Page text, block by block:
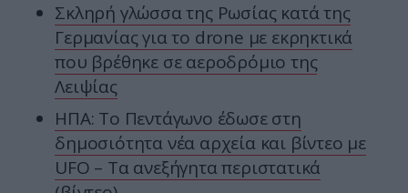
Σκληρή γλώσσα της Ρωσίας κατά της
Γερμανίας για το drone με εκρηκτικά
που βρέθηκε σε αεροδρόμιο της
Λειψίας
HΠΑ: Το Πεντάγωνο έδωσε στη
δημοσιότητα νέα αρχεία και βίντεο με
UFO – Tα ανεξήγητα περιστατικά